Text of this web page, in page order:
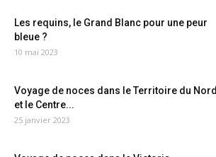
Les requins, le Grand Blanc pour une peur
bleue ?
10 mai 2023
Voyage de noces dans le Territoire du Nord
et le Centre...
25 janvier 2023